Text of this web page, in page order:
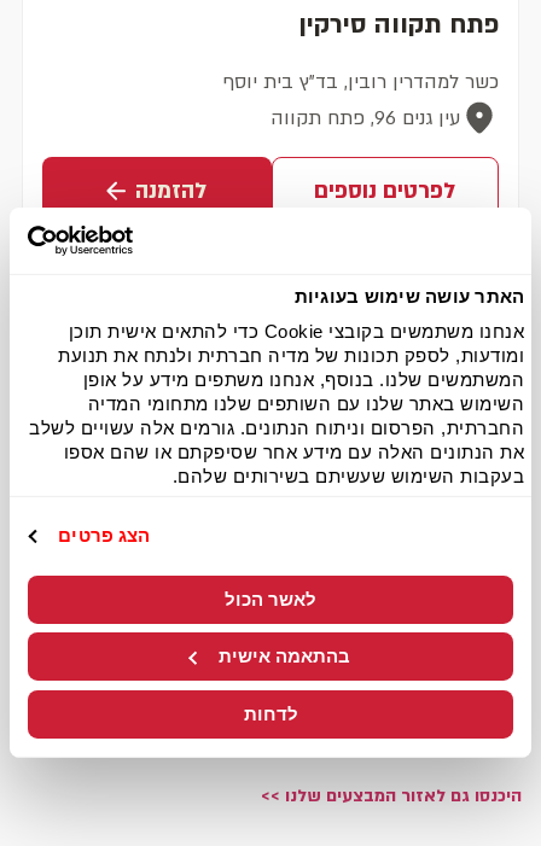
האתר עושה שימוש בעוגיות
אנחנו משתמשים בקובצי Cookie כדי להתאים אישית תוכן
ומודעות, לספק תכונות של מדיה חברתית ולנתח את תנועת
המשתמשים שלנו. בנוסף, אנחנו משתפים מידע על אופן
השימוש באתר שלנו עם השותפים שלנו מתחומי המדיה
החברתית, הפרסום וניתוח הנתונים. גורמים אלה עשויים לשלב
את הנתונים האלה עם מידע אחר שסיפקתם או שהם אספו
בעקבות השימוש שעשיתם בשירותים שלהם.
הצג פרטים
לאשר הכול
בהתאמה אישית
לדחות
פתח תקווה סירקין
כשר למהדרין רובין, בד"ץ בית יוסף
עין גנים 96, פתח תקווה
לפרטים נוספים להזמנה
פיצה האט בפתח תקווה
כל סניפי פיצה האט פתח תקווה
במקום אחד
בפיצה האט פתח תקווה תוכלו למצוא מגוון מבצעים בכל אחד משלושת
פסטות, קישים וקינוחים. הסניפים מבצעים משלוחי פיצה כשרה לכל
האזור וניתן למצוא מגוון עסקיות בשעות הצהריים.
בפיצה האט פ"ת תוכלו להזמין קייטרינג חלבי וכשר לכל אירוע הכולל את
הפיצות האהובות והמיוחדות שלנו, סלטים, פסטות, קישים וקינוחים. בנוסף
או לכל אירוע מגשי פיצות
היכנסו גם לאזור המבצעים שלנו >>